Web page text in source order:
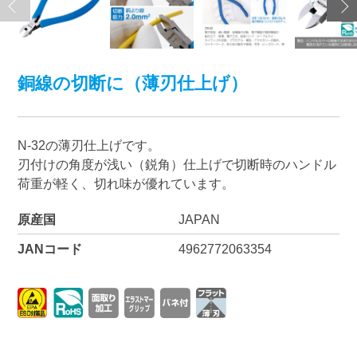
銅線の切断に（薄刃仕上げ）
N-32の薄刃仕上げです。
刃付けの角度が浅い（鋭角）仕上げで切断時のハンドル
荷重が軽く、切れ味が優れています。
原産国 JAPAN
JANコード 4962772063354